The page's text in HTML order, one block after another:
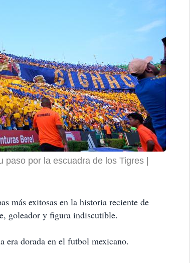
paso por la escuadra de los Tigres
más exitosas en la historia reciente de
goleador y figura indiscutible.
era dorada en el futbol mexicano.